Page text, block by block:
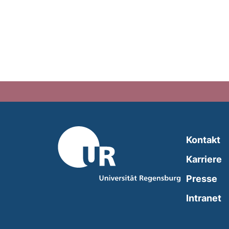
Kontakt
Karriere
Presse
Intranet